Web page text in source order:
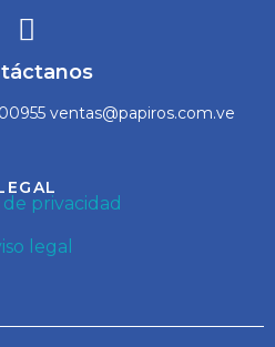
ventas@papiros.com.ve
privacidad
legal